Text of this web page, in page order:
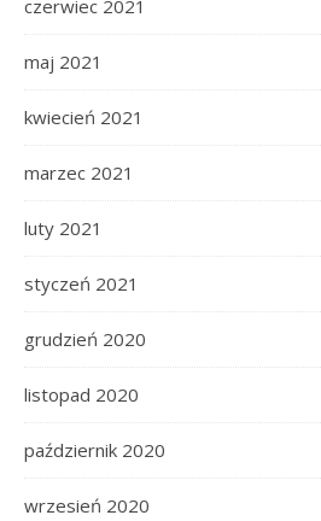
czerwiec 2021
maj 2021
kwiecień 2021
marzec 2021
luty 2021
styczeń 2021
grudzień 2020
listopad 2020
październik 2020
wrzesień 2020